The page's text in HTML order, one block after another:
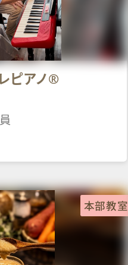
ピアノ®
本部教室